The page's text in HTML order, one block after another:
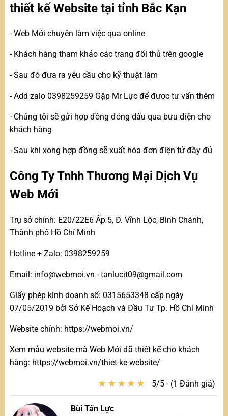
thiết kế Website tại tỉnh Bắc Kạn
- Web Mới chuyên làm việc qua online
- Khách hàng tham khảo các trang đối thủ trên google
- Sau đó đưa ra yêu cầu cho kỹ thuật làm
- Add zalo 0398259259 Gặp Mr Lực để được tư vấn thêm
- Chúng tôi sẽ gửi hợp đồng đóng dấu qua bưu điện cho
khách hàng
- Sau khi xong hợp đồng sẽ xuất hóa đơn điện tử đầy đủ
Công Ty Tnhh Thương Mại Dịch Vụ
Web Mới
Trụ sở chính: E20/22E6 Ấp 5, Đ. Vĩnh Lộc, Bình Chánh,
Thành phố Hồ Chí Minh
Hotline + Zalo: 0398259259
Email: info@webmoi.vn - tanlucit09@gmail.com
Giấy phép kinh doanh số: 0315653348 cấp ngày
07/05/2019 bởi Sở Kế Hoạch và Đầu Tư Tp. Hồ Chí Minh
Website chính: https://webmoi.vn/
Xem mẫu website mà Web Mới đã thiết kế cho khách
hàng: https://webmoi.vn/thiet-ke-website/
★ ★ ★ ★ ★
★ ★ ★ ★ ★ 5/5 - (1 Đánh giá)
Bùi Tấn Lực